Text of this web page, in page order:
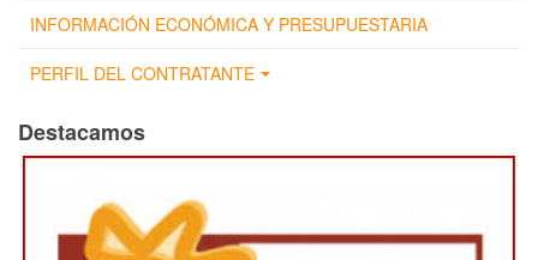
INFORMACIÓN ECONÓMICA Y PRESUPUESTARIA
PERFIL DEL CONTRATANTE
Destacamos